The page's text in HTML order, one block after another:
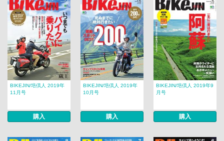
BIKEJIN/培倶人 2019年
11月号
購入
BIKEJIN/培倶人 2019年
10月号
購入
BIKEJIN/培倶人 2019年9
月号
購入